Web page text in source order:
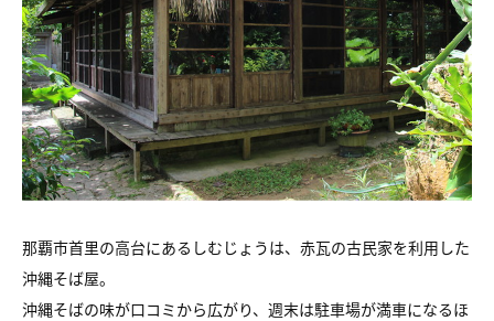
那覇市首里の高台にあるしむじょうは、赤瓦の古民家を利用した
沖縄そば屋。
沖縄そばの味が口コミから広がり、週末は駐車場が満車になるほ